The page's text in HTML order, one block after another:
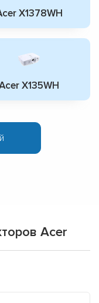
X1378WH
X135WH
Acer